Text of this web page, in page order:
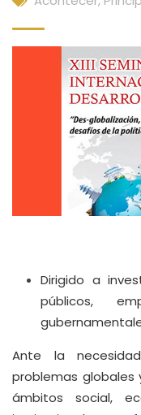
Dirigido a
públicos,
Ante la
problemas globales
ámbitos social,